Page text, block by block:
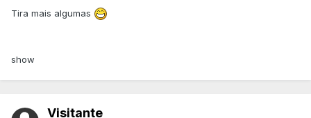
Tira mais algumas
show
Visitante